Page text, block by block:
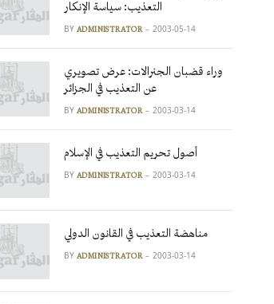
التعذيب: سياسة الإنكار
BY ADMINISTRATOR 2003-05-14
وراء قضبان الجنرالات: عرض تصويري
عن التعذيب في الجزائر
BY ADMINISTRATOR 2003-03-14
أصول تحريم التعذيب في الإسلام
BY ADMINISTRATOR 2003-03-14
مناهضة التعذيب في القانون الدولي
BY ADMINISTRATOR 2003-03-14